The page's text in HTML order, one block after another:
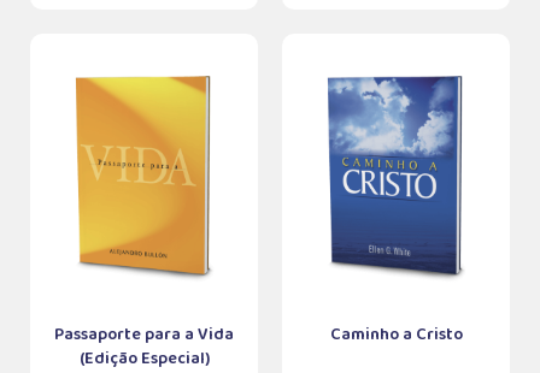
Passaporte para a Vida
(Edição Especial)
Caminho a Cristo